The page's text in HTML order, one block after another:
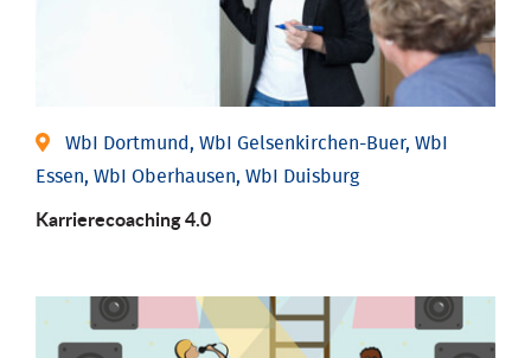
WbI Dortmund, WbI Gelsenkirchen-Buer, WbI
Essen, WbI Oberhausen, WbI Duisburg
Karriere­coaching 4.0